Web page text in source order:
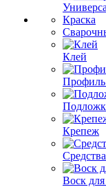
Краска
Клей
Профиль
Крепеж
Воск